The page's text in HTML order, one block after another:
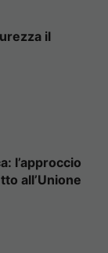
il
l’approccio
all’Unione